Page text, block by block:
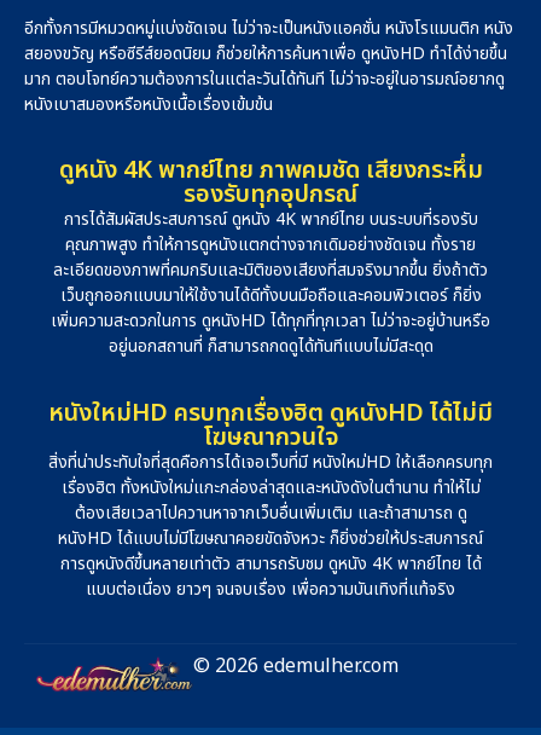
อีกทั้งการมีหมวดหมู่แบ่งชัดเจน ไม่ว่าจะเป็นหนังแอคชั่น หนังโรแมนติก หนัง
สยองขวัญ หรือซีรีส์ยอดนิยม ก็ช่วยให้การค้นหาเพื่อ ดูหนังHD ทำได้ง่ายขึ้น
มาก ตอบโจทย์ความต้องการในแต่ละวันได้ทันที ไม่ว่าจะอยู่ในอารมณ์อยากดู
หนังเบาสมองหรือหนังเนื้อเรื่องเข้มข้น
ดูหนัง 4K พากย์ไทย ภาพคมชัด เสียงกระหึ่ม
รองรับทุกอุปกรณ์
การได้สัมผัสประสบการณ์ ดูหนัง 4K พากย์ไทย บนระบบที่รองรับ
คุณภาพสูง ทำให้การดูหนังแตกต่างจากเดิมอย่างชัดเจน ทั้งราย
ละเอียดของภาพที่คมกริบและมิติของเสียงที่สมจริงมากขึ้น ยิ่งถ้าตัว
เว็บถูกออกแบบมาให้ใช้งานได้ดีทั้งบนมือถือและคอมพิวเตอร์ ก็ยิ่ง
เพิ่มความสะดวกในการ ดูหนังHD ได้ทุกที่ทุกเวลา ไม่ว่าจะอยู่บ้านหรือ
อยู่นอกสถานที่ ก็สามารถกดดูได้ทันทีแบบไม่มีสะดุด
หนังใหม่HD ครบทุกเรื่องฮิต ดูหนังHD ได้ไม่มี
โฆษณากวนใจ
สิ่งที่น่าประทับใจที่สุดคือการได้เจอเว็บที่มี หนังใหม่HD ให้เลือกครบทุก
เรื่องฮิต ทั้งหนังใหม่แกะกล่องล่าสุดและหนังดังในตำนาน ทำให้ไม่
ต้องเสียเวลาไปควานหาจากเว็บอื่นเพิ่มเติม และถ้าสามารถ ดู
หนังHD ได้แบบไม่มีโฆษณาคอยขัดจังหวะ ก็ยิ่งช่วยให้ประสบการณ์
การดูหนังดีขึ้นหลายเท่าตัว สามารถรับชม ดูหนัง 4K พากย์ไทย ได้
แบบต่อเนื่อง ยาวๆ จนจบเรื่อง เพื่อความบันเทิงที่แท้จริง
© 2026 edemulher.com